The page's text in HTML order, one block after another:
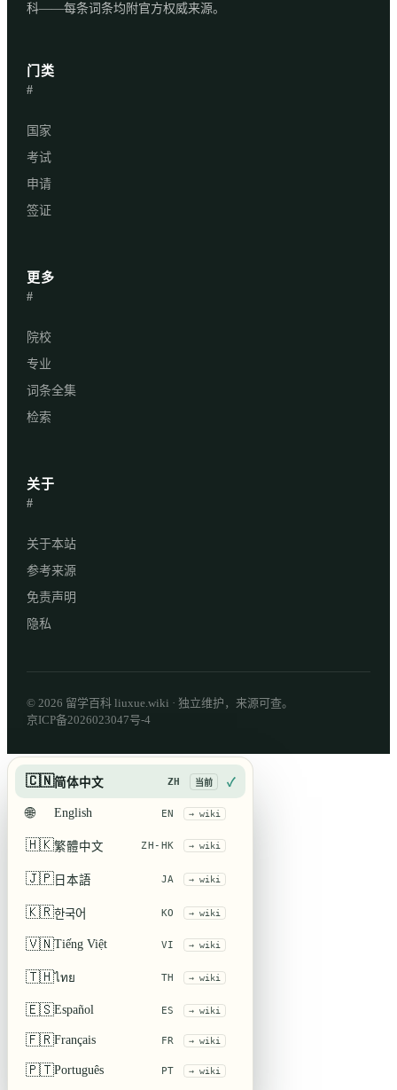
科——每条词条均附官方权威来源。
门类
#
国家
考试
申请
签证
更多
#
院校
专业
词条全集
检索
关于
#
关于本站
参考来源
免责声明
隐私
© 2026 留学百科 liuxue.wiki · 独立维护，来源可查。
京ICP备2026023047号-4
🇨🇳简体中文 ZH 当前 ✓
🌐 English EN → wiki
🇭🇰繁體中文 ZH-HK → wiki
🇯🇵 日本語 JA → wiki
🇰🇷한국어 KO → wiki
🇻🇳Tiếng Việt VI → wiki
🇹🇭ไทย TH → wiki
🇪🇸Español ES → wiki
🇫🇷Français FR → wiki
🇵🇹Português PT → wiki